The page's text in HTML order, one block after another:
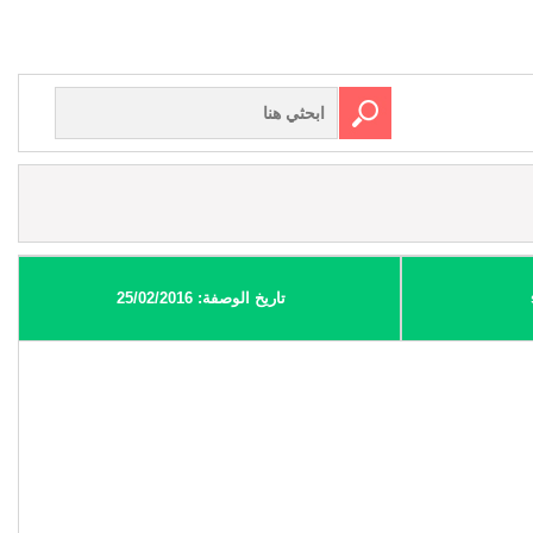
تاريخ الوصفة: 25/02/2016